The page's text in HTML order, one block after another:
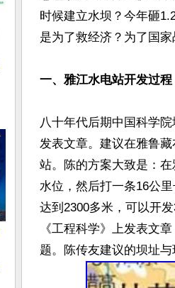
时候建立水坝？今年砸
是为了救经济？为了国家
一、雅江水电站开发过程
八十年代后期中国科学
发表文章。建议在雅鲁
站。陈的方案大致是：
水位，然后打一条16公
达到2300多米，可以开
《工程科学》上发表文